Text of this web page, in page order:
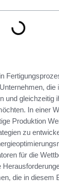
die
und gleichzeitig
In einer
Produktion
zu
für die
die in diesem